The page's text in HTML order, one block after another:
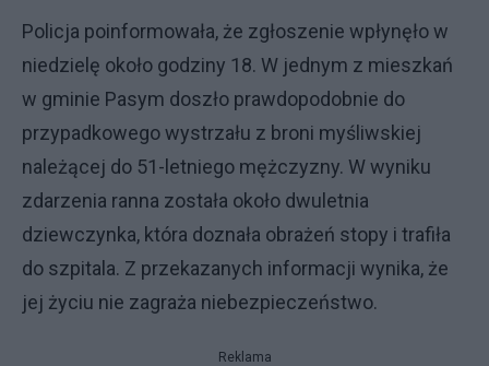
Policja poinformowała, że zgłoszenie wpłynęło w
niedzielę około godziny 18. W jednym z mieszkań
w gminie Pasym doszło prawdopodobnie do
przypadkowego wystrzału z broni myśliwskiej
należącej do 51-letniego mężczyzny. W wyniku
zdarzenia ranna została około dwuletnia
dziewczynka, która doznała obrażeń stopy i trafiła
do szpitala. Z przekazanych informacji wynika, że
jej życiu nie zagraża niebezpieczeństwo.
Reklama